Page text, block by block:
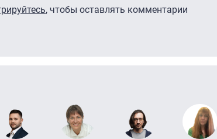
, чтобы оставлять комментарии